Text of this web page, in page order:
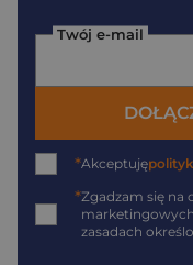
Twój e-mail
*Akceptuję
*Zgadzam się na
zasadach